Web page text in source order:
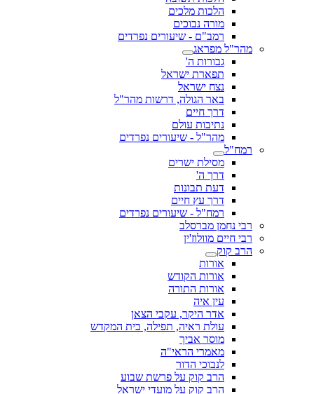
הלכות מלכים
מורה נבוכים
רמב"ם - שיעורים נפרדים
מהר"ל מפראג
גבורות ה'
תפארת ישראל
נצח ישראל
באר הגולה, דרשות מהר"ל
דרך חיים
נתיבות עולם
מהר"ל - שיעורים נפרדים
רמח"ל
מסילת ישרים
דרך ה'
דעת תבונות
דרך עץ חיים
רמח"ל - שיעורים נפרדים
רבי נחמן מברסלב
רבי חיים מוולוז'ין
הרב קוק
אורות
אורות הקודש
אורות התורה
עין איה
אדר היקר, עקבי הצאן
עולת ראיה, תפילה, בית המקדש
מוסר אביך
מאמרי הראי"ה
לנבוכי הדור
הרב קוק על פרשת שבוע
הרב קוק על מועדי ישראל